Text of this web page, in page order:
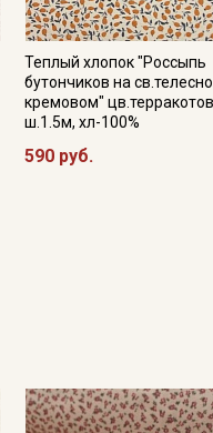
Теплый хлопок "Россыпь
бутончиков на
кремовом"
ш.1.5м, хл-100%
590 руб.